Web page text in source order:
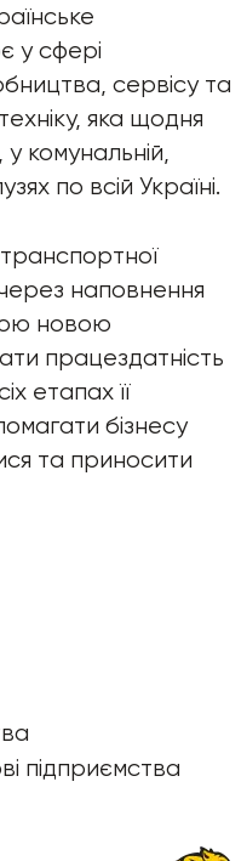
у сфері
сервісу та
яка щодня
комунальній,
по всій Україні.
наповнення
новою
працездатність
етапах її
бізнесу
та приносити
підприємства